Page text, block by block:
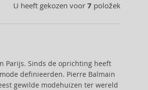
U heeft gekozen voor 7 položek
Parijs. Sinds de oprichting heeft
definieerden. Pierre Balmain
gewilde modehuizen ter wereld